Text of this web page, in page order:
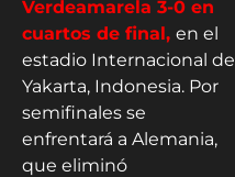
Verdeamarela 3-0 en
cuartos de final, en el
estadio Internacional de
Yakarta, Indonesia. Por
semifinales se
enfrentará a Alemania,
que eliminó